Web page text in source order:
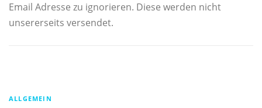
e
e
Email Adresse zu ignorieren. Diese werden nicht
unsererseits versendet.
ALLGEMEIN